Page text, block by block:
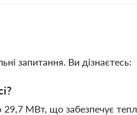
запитання. Ви дізнаєтесь:
29,7 МВт, що забезпечує